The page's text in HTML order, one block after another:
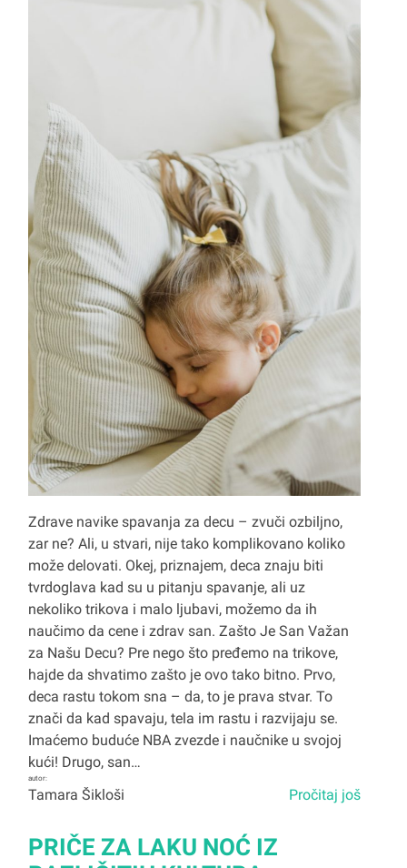
Zdrave navike spavanja za decu – zvuči ozbiljno,
zar ne? Ali, u stvari, nije tako komplikovano koliko
može delovati. Okej, priznajem, deca znaju biti
tvrdoglava kad su u pitanju spavanje, ali uz
nekoliko trikova i malo ljubavi, možemo da ih
naučimo da cene i zdrav san. Zašto Je San Važan
za Našu Decu? Pre nego što pređemo na trikove,
hajde da shvatimo zašto je ovo tako bitno. Prvo,
deca rastu tokom sna – da, to je prava stvar. To
znači da kad spavaju, tela im rastu i razvijaju se.
Imaćemo buduće NBA zvezde i naučnike u svojoj
kući! Drugo, san…
Pročitaj još
autor:
Tamara Šikloši
PRIČE ZA LAKU NOĆ IZ